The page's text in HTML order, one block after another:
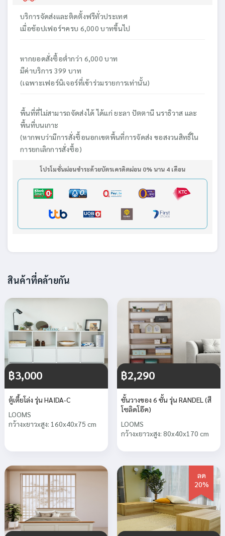
บริการจัดส่งและติดตั้งฟรีทั่วประเทศ
เมื่อช้อปเฟอร์ฯครบ 6,000 บาทขึ้นไป
หากยอดสั่งซื้อต่ำกว่า 6,000 บาท
มีค่าบริการ 399 บาท
(เฉพาะเฟอร์นิเจอร์ที่เข้าร่วมรายการเท่านั้น)
พื้นที่ที่ไม่สามารถจัดส่งได้ ได้แก่ ยะลา ปัตตานี นราธิวาส และ
พื้นที่บนเกาะ
(หากพบว่ามีการสั่งซื้อนอกเขตพื้นที่การจัดส่ง ขอสงวนสิทธิ์ใน
การยกเลิกการสั่งซื้อ)
โปรโมชั่นผ่อนชำระด้วยบัตรเครดิตผ่อน 0% นาน 4 เดือน
สินค้าที่คล้ายกัน
฿3,000
ตู้เตี้ยโล่ง รุ่น HAIDA-C
LOOMS
กว้างxยาวxสูง: 160x40x75 cm
฿2,290
ชั้นวางของ 6 ชั้น รุ่น RANDEL (สี
โซลิดโอ๊ค)
LOOMS
กว้างxยาวxสูง: 80x40x170 cm
ลด
20%